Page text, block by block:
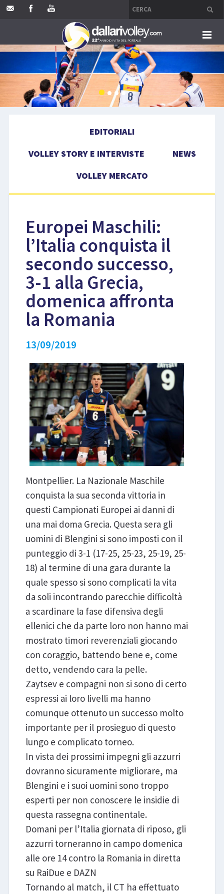
HOME
EDITORIALI
VOLLEY MERCATO
COMPETIZIONI
LIBRI
EDITORIALI
VOLLEY STORY E INTERVISTE
NEWS
VOLLEY MERCATO
Europei Maschili:
l’Italia conquista il
secondo successo,
3-1 alla Grecia,
domenica affronta
la Romania
13/09/2019
Montpellier. La Nazionale Maschile
conquista la sua seconda vittoria in
questi Campionati Europei ai danni di
una mai doma Grecia. Questa sera gli
uomini di Blengini si sono imposti con il
punteggio di 3-1 (17-25, 25-23, 25-19, 25-
18) al termine di una gara durante la
quale spesso si sono complicati la vita
da soli incontrando parecchie difficoltà
a scardinare la fase difensiva degli
ellenici che da parte loro non hanno mai
mostrato timori reverenziali giocando
con coraggio, battendo bene e, come
detto, vendendo cara la pelle.
Zaytsev e compagni non si sono di certo
espressi ai loro livelli ma hanno
comunque ottenuto un successo molto
importante per il prosieguo di questo
lungo e complicato torneo.
In vista dei prossimi impegni gli azzurri
dovranno sicuramente migliorare, ma
Blengini e i suoi uomini sono troppo
esperti per non conoscere le insidie di
questa rassegna continentale.
Domani per l’Italia giornata di riposo, gli
azzurri torneranno in campo domenica
alle ore 14 contro la Romania in diretta
su RaiDue e DAZN
Tornando al match, il CT ha effettuato